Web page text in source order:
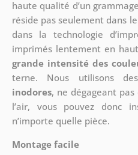
haute qualité d’un
réside pas seulement dans
dans la technologie
imprimés lentement en
grande intensité des
terne. Nous utilisons
inodores, ne dégageant pas
l’air, vous pouvez donc
n’importe quelle pièce.
Montage facile